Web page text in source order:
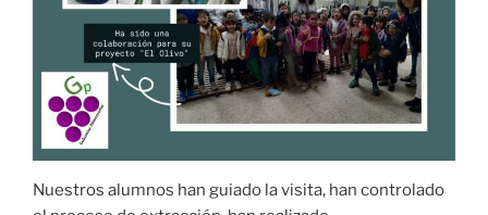
Nuestros alumnos han guiado la visita, han controlado